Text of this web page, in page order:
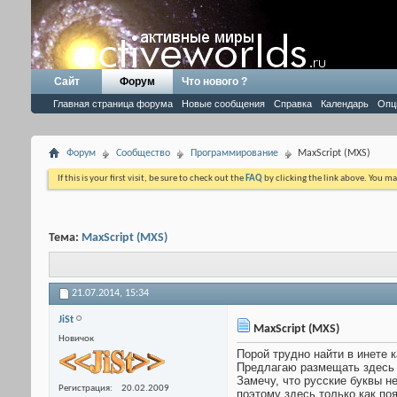
Сайт Форум
Главная страница форума Новые сообщения Справка Календарь
Что нового ?
Форум Сообщество Программирование MaxScript (MXS)
If this is your first visit, be sure to check out the FAQ by clicking the link above. You
Тема: MaxScript (MXS)
21.07.2014, 15:34
JiSt
Новичок
Регистрация 20.02.2009
MaxScript (MXS)
Порой трудно найти в
Предлагаю размещать
Замечу, что русские буквы
поэтому здесь только как